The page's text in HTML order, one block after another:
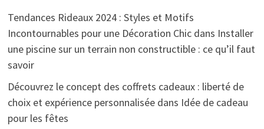
Tendances Rideaux 2024 : Styles et Motifs
Incontournables pour une Décoration Chicdans Installer
une piscine sur un terrain non constructible : ce qu’il faut
savoir
Découvrez le concept des coffrets cadeaux : liberté de
choix et expérience personnaliséedans Idée de cadeau
pour les fêtes